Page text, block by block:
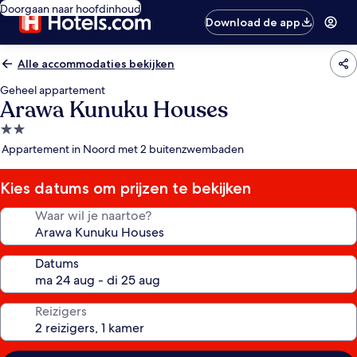
Doorgaan naar hoofdinhoud
Download de app
Alle accommodaties bekijken
Geheel appartement
Arawa Kunuku Houses
2.0-
sterrenaccommodatie
Appartement in Noord met 2 buitenzwembaden
Kies datums om prijzen te bekijken
Waar wil je naartoe?
Datums
Reizigers